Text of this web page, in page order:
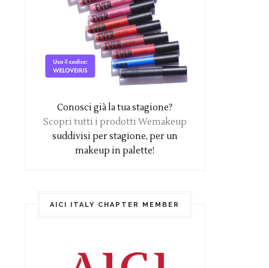
Conosci già la tua stagione?
Scopri tutti i prodotti Wemakeup
suddivisi per stagione, per un
makeup in palette!
AICI ITALY CHAPTER MEMBER